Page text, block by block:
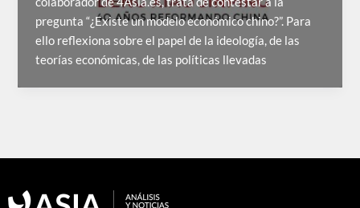
pregunta “¿Existe un modelo económico chino?”. Para
ello reflexiona sobre el papel de la ideología, de las
teorías económicas, de las políticas llevadas